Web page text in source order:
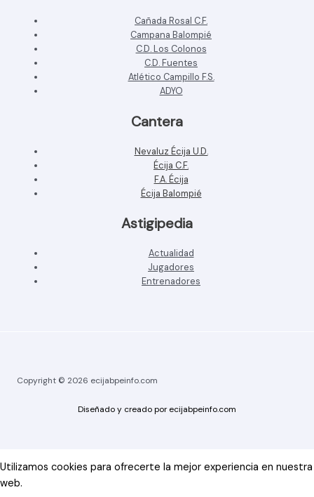
Cañada Rosal C.F.
Campana Balompié
C.D. Los Colonos
C.D. Fuentes
Atlético Campillo F.S.
ADYO
Cantera
Nevaluz Écija U.D.
Écija C.F.
F.A. Écija
Écija Balompié
Astigipedia
Actualidad
Jugadores
Entrenadores
Copyright © 2026 ecijabpeinfo.com
Diseñado y creado por ecijabpeinfo.com
Utilizamos cookies para ofrecerte la mejor experiencia en nuestra
web.